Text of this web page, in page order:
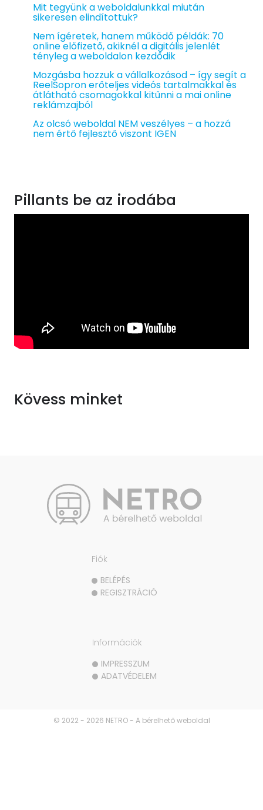
Mit tegyünk a weboldalunkkal miután
sikeresen elindítottuk?
Nem ígéretek, hanem működő példák: 70
online előfizető, akiknél a digitális jelenlét
tényleg a weboldalon kezdődik
Mozgásba hozzuk a vállalkozásod – így segít a
ReelSopron erőteljes videós tartalmakkal és
átlátható csomagokkal kitűnni a mai online
reklámzajból
Az olcsó weboldal NEM veszélyes – a hozzá
nem értő fejlesztő viszont IGEN
Pillants be az irodába
Kövess minket
Információk
IMPRESSZUM
ADATVÉDELEM
Fiók
BELÉPÉS
REGISZTRÁCIÓ
© 2022 - 2026 NETRO - A bérelhető weboldal